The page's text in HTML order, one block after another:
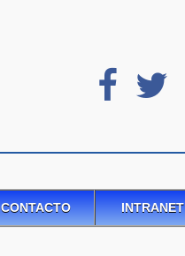
CONTACTO INTRANET